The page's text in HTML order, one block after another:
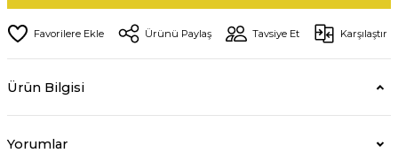
Ürünü Paylaş Tavsiye Et Karşılaştır
Ürün Bilgisi
Yorumlar